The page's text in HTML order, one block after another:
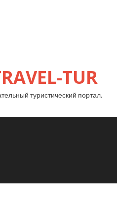
TUR
туристический портал.